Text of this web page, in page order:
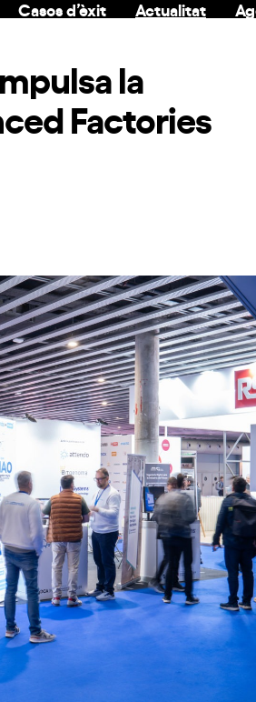
Casos d’èxit Actualitat
la
Factories